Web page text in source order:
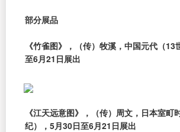
部分展品
《竹雀图》，（传）牧溪，中国元代（13
至6月21日展出
《江天远意图》，（传）周文，日本室町
纪），5月30日至6月21日展出